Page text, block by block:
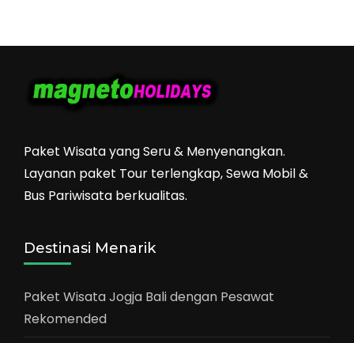
Paket Wisata yang Seru & Menyenangkan.
Layanan paket Tour terlengkap, Sewa Mobil &
Bus Pariwisata berkualitas.
Destinasi Menarik
Paket Wisata Jogja Bali dengan Pesawat
Rekomended